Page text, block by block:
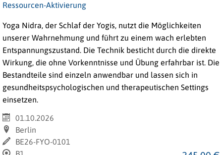
Ressourcen-Aktivierung
Yoga Nidra, der Schlaf der Yogis, nutzt die Möglichkeiten
unserer Wahrnehmung und führt zu einem wach erlebten
Entspannungszustand. Die Technik besticht durch die direkte
Wirkung, die ohne Vorkenntnisse und Übung erfahrbar ist. Die
Bestandteile sind einzeln anwendbar und lassen sich in
gesundheitspsychologischen und therapeutischen Settings
einsetzen.
01.10.2026
Berlin
BE26-FYO-0101